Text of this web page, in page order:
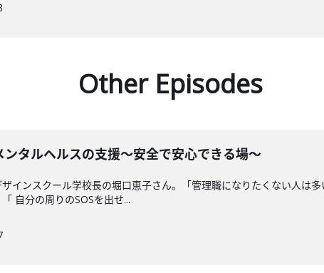
Other Episodes
タルヘルスの支援〜安全で安心できる場〜
インスクール学校長の堀口恵子さん。「管理職になりたくない人は
自分の周りのSOSを出せ...